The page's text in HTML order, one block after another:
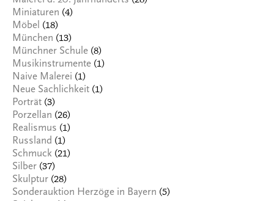
Miniaturen (4)
Möbel (18)
München (13)
Münchner Schule (8)
Musikinstrumente (1)
Naive Malerei (1)
Neue Sachlichkeit (1)
Porträt (3)
Porzellan (26)
Realismus (1)
Russland (1)
Schmuck (21)
Silber (37)
Skulptur (28)
Sonderauktion Herzöge in Bayern (5)